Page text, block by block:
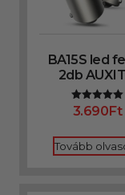
BA15S led
2db
Értékelés:
5.00
3.690Ft
Tovább